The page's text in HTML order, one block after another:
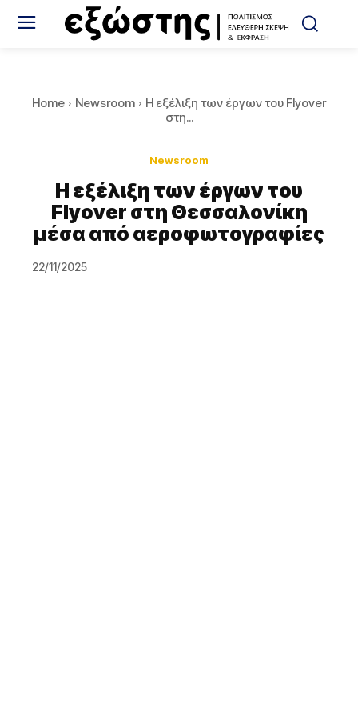
Home Newsroom
Η εξέλιξη των έργων του Flyover
στη...
Newsroom
Η εξέλιξη των έργων του
Flyover στη Θεσσαλονίκη
μέσα από αεροφωτογραφίες
22/11/2025